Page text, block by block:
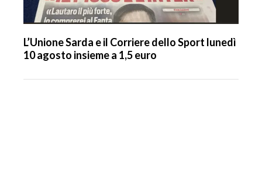
L’Unione Sarda e il Corriere dello Sport lunedì
10 agosto insieme a 1,5 euro